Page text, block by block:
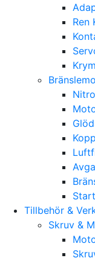
Ren
Tillbehör &
Skruv &